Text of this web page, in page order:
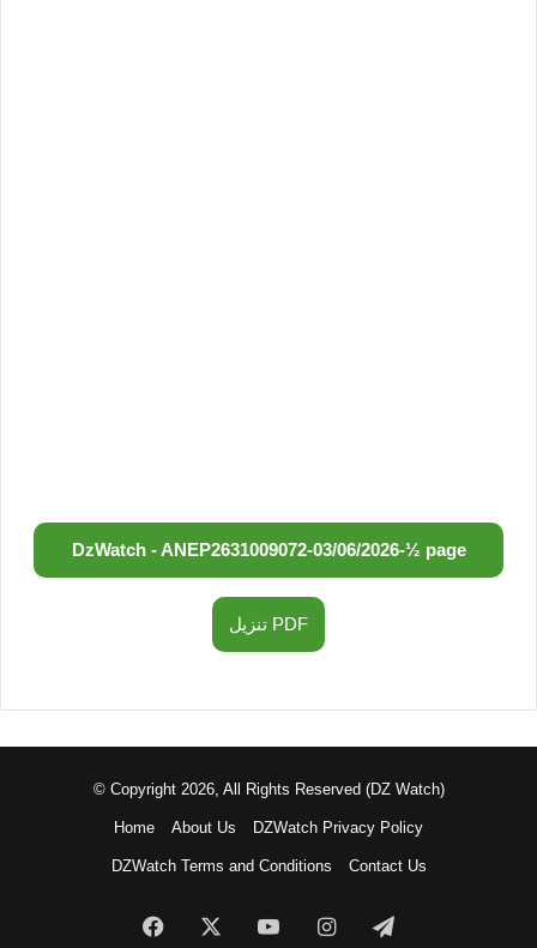
DzWatch - ANEP2631009072-03/06/2026-½ page
تنزيل PDF
© Copyright 2026, All Rights Reserved (DZ Watch)
Home About Us DZWatch Privacy Policy
DZWatch Terms and Conditions Contact Us
Facebook YouTubeInstagramTelegram